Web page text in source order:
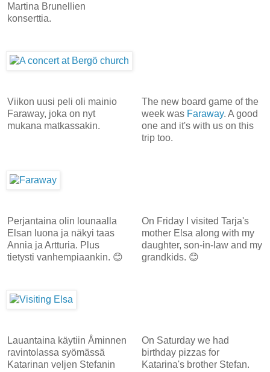
Martina Brunellien
konserttia.
Viikon uusi peli oli mainio
Faraway, joka on nyt
mukana matkassakin.
The new board game of the
week was Faraway. A good
one and it's with us on this
trip too.
Perjantaina olin lounaalla
Elsan luona ja näkyi taas
Annia ja Artturia. Plus
tietysti vanhempiaankin. 😊
On Friday I visited Tarja's
mother Elsa along with my
daughter, son-in-law and my
grandkids. 😊
Lauantaina käytiin Åminnen
ravintolassa syömässä
Katarinan veljen Stefanin
On Saturday we had
birthday pizzas for
Katarina's brother Stefan.